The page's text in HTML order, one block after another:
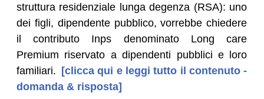
struttura residenziale lunga degenza (RSA): uno
dei figli, dipendente pubblico, vorrebbe chiedere
il contributo Inps denominato Long care
Premium riservato a dipendenti pubblici e loro
familiari. [clicca qui e leggi tutto il contenuto -
domanda & risposta]